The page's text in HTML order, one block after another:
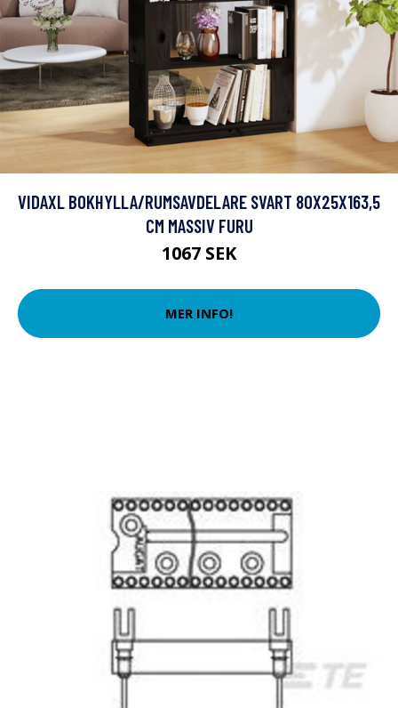
VIDAXL BOKHYLLA/RUMSAVDELARE SVART 80X25X163,5
CM MASSIV FURU
1067 SEK
MER INFO!